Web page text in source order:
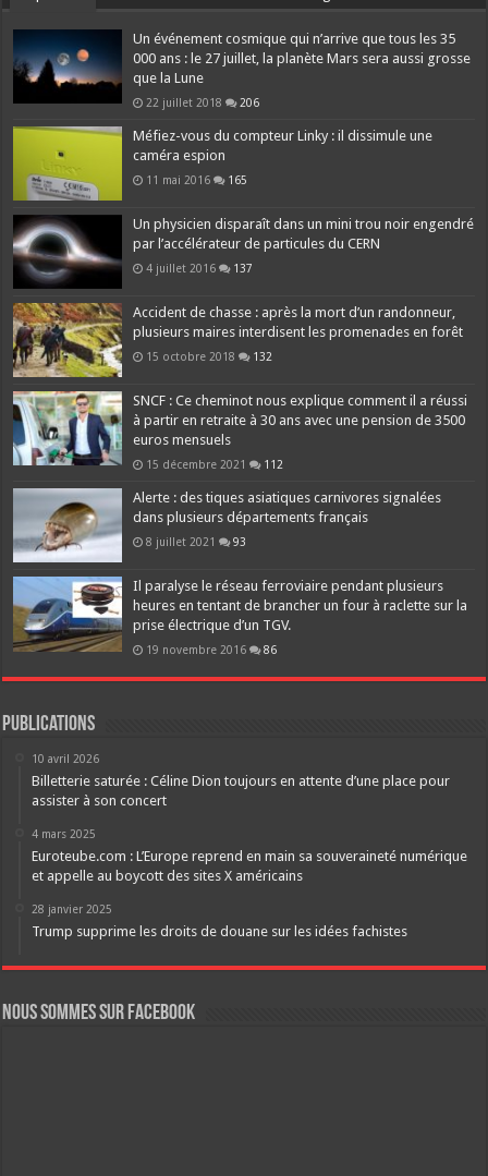
Un événement cosmique qui n’arrive que tous les 35
000 ans : le 27 juillet, la planète Mars sera aussi grosse
que la Lune
22 juillet 2018 206
Méfiez-vous du compteur Linky : il dissimule une
caméra espion
11 mai 2016 165
Un physicien disparaît dans un mini trou noir engendré
par l’accélérateur de particules du CERN
4 juillet 2016 137
Accident de chasse : après la mort d’un randonneur,
plusieurs maires interdisent les promenades en forêt
15 octobre 2018 132
SNCF : Ce cheminot nous explique comment il a réussi
à partir en retraite à 30 ans avec une pension de 3500
euros mensuels
15 décembre 2021 112
Alerte : des tiques asiatiques carnivores signalées
dans plusieurs départements français
8 juillet 2021 93
Il paralyse le réseau ferroviaire pendant plusieurs
heures en tentant de brancher un four à raclette sur la
prise électrique d’un TGV.
19 novembre 2016 86
Publications
10 avril 2026
Billetterie saturée : Céline Dion toujours en attente d’une place pour
assister à son concert
4 mars 2025
Euroteube.com : L’Europe reprend en main sa souveraineté numérique
et appelle au boycott des sites X américains
28 janvier 2025
Trump supprime les droits de douane sur les idées fachistes
Nous sommes sur FaceBook